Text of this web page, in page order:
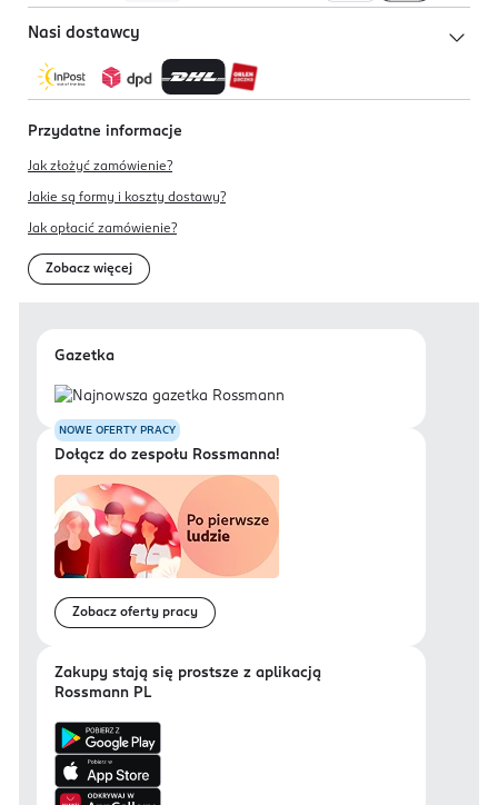
Nasi dostawcy
Przydatne informacje
Jak złożyć zamówienie?
Jakie są formy i koszty dostawy?
Jak opłacić zamówienie?
Zobacz więcej
Gazetka
NOWE OFERTY PRACY
Dołącz do zespołu Rossmanna!
Zobacz oferty pracy
Zakupy stają się prostsze z aplikacją
Rossmann PL